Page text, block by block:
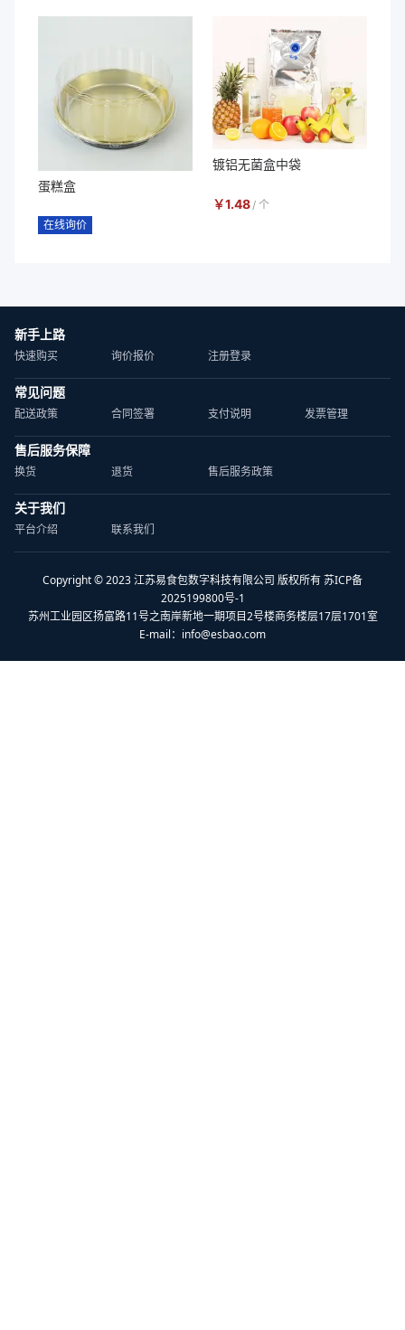
蛋糕盒
在线询价
镀铝无菌盒中袋
￥1.48 / 个
新手上路
快速购买 询价报价 注册登录
常见问题
配送政策 合同签署 支付说明 发票管理
售后服务保障
换货 退货 售后服务政策
关于我们
平台介绍 联系我们
Copyright © 2023 江苏易食包数字科技有限公司 版权所有 苏ICP备
2025199800号-1
苏州工业园区扬富路11号之南岸新地一期项目2号楼商务楼层17层1701室
E-mail： info@esbao.com